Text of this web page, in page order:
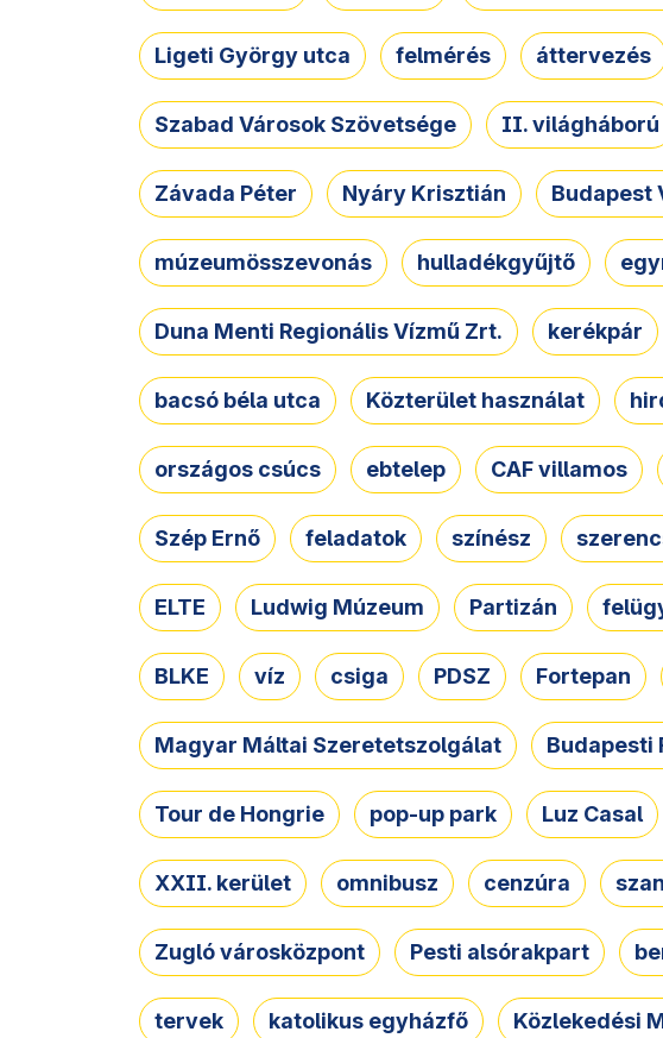
Ligeti György utca felmérés áttervezés
Szabad Városok Szövetsége II. világháború
Závada Péter Nyáry Krisztián Budapest
múzeumösszevonás hulladékgyűjtő
Duna Menti Regionális Vízmű Zrt. kerékpár
bacsó béla utca Közterület használat
országos csúcs ebtelep CAF villamos
Szép Ernő feladatok színész
ELTE Ludwig Múzeum Partizán
BLKE víz csiga PDSZ Fortepan
Magyar Máltai Szeretetszolgálat Budapesti
Tour de Hongrie pop-up park Luz Casal
XXII. kerület omnibusz cenzúra
Zugló városközpont Pesti alsórakpart
tervek katolikus egyházfő Közlekedési